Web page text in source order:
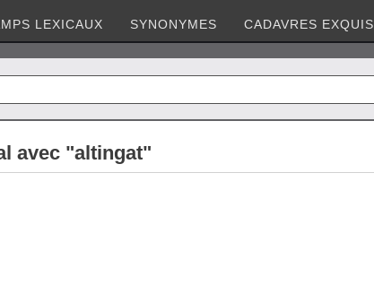
LEXICAUX SYNONYMES CADAVRES EXQUIS
avec "altingat"